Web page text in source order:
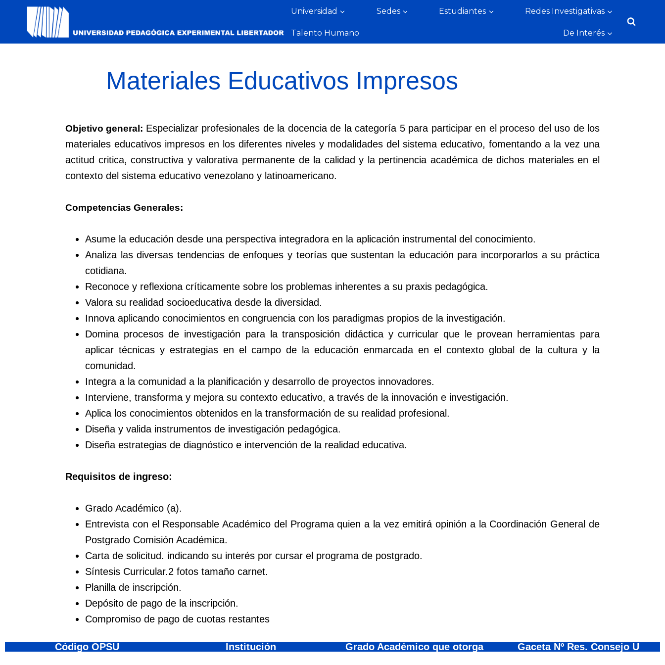
Universidad Sedes Estudiantes Redes Investigativas
Talento Humano De Interés
Materiales Educativos Impresos
Objetivo general: Especializar profesionales de la docencia de la categoría 5 para participar en el proceso del uso de los
materiales educativos impresos en los diferentes niveles y modalidades del sistema educativo, fomentando a la vez una
actitud critica, constructiva y valorativa permanente de la calidad y la pertinencia académica de dichos materiales en el
contexto del sistema educativo venezolano y latinoamericano.
Competencias Generales:
Asume la educación desde una perspectiva integradora en la aplicación instrumental del conocimiento.
Analiza las diversas tendencias de enfoques y teorías que sustentan la educación para incorporarlos a su práctica
cotidiana.
Reconoce y reflexiona críticamente sobre los problemas inherentes a su praxis pedagógica.
Valora su realidad socioeducativa desde la diversidad.
Innova aplicando conocimientos en congruencia con los paradigmas propios de la investigación.
Domina procesos de investigación para la transposición didáctica y curricular que le provean herramientas para
aplicar técnicas y estrategias en el campo de la educación enmarcada en el contexto global de la cultura y la
comunidad.
Integra a la comunidad a la planificación y desarrollo de proyectos innovadores.
Interviene, transforma y mejora su contexto educativo, a través de la innovación e investigación.
Aplica los conocimientos obtenidos en la transformación de su realidad profesional.
Diseña y valida instrumentos de investigación pedagógica.
Diseña estrategias de diagnóstico e intervención de la realidad educativa.
Requisitos de ingreso:
Grado Académico (a).
Entrevista con el Responsable Académico del Programa quien a la vez emitirá opinión a la Coordinación General de
Postgrado Comisión Académica.
Carta de solicitud. indicando su interés por cursar el programa de postgrado.
Síntesis Curricular.2 fotos tamaño carnet.
Planilla de inscripción.
Depósito de pago de la inscripción.
Compromiso de pago de cuotas restantes
Código OPSU Institución Grado Académico que otorga Gaceta Nº Res. Consejo U